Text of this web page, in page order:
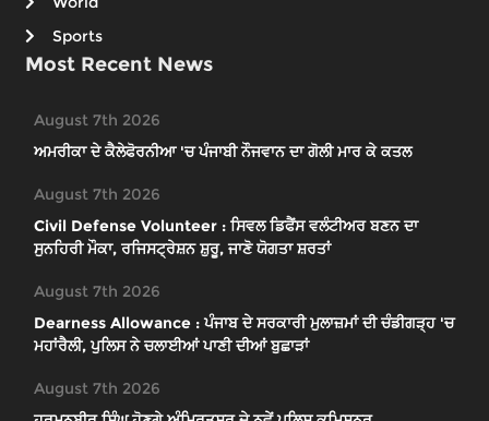
Sports
Most Recent News
August 7th 2026
ਅਮਰੀਕਾ ਦੇ ਕੈਲੇਫੋਰਨੀਆ 'ਚ ਪੰਜਾਬੀ ਨੌਜਵਾਨ ਦਾ ਗੋਲੀ ਮਾਰ ਕੇ ਕਤਲ
August 7th 2026
Civil Defense Volunteer : ਸਿਵਲ ਡਿਫੈਂਸ ਵਲੰਟੀਅਰ ਬਣਨ ਦਾ
ਸੁਨਹਿਰੀ ਮੌਕਾ, ਰਜਿਸਟ੍ਰੇਸ਼ਨ ਸ਼ੁਰੂ, ਜਾਣੋ ਯੋਗਤਾ ਸ਼ਰਤਾਂ
August 7th 2026
Dearness Allowance : ਪੰਜਾਬ ਦੇ ਸਰਕਾਰੀ ਮੁਲਾਜ਼ਮਾਂ ਦੀ ਚੰਡੀਗੜ੍ਹ 'ਚ
ਮਹਾਂਰੈਲੀ, ਪੁਲਿਸ ਨੇ ਚਲਾਈਆਂ ਪਾਣੀ ਦੀਆਂ ਬੁਛਾੜਾਂ
August 7th 2026